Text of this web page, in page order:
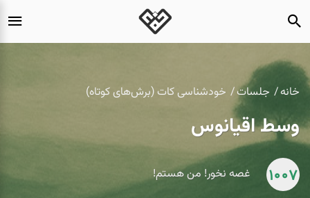
خانه جلسات خودشناسی کات (برش‌های کوتاه)
وسط اقیانوس
1007 غصه نخور! من هستم!